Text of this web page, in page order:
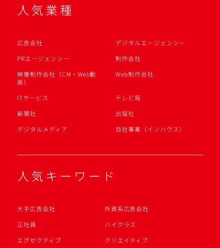
人気業種
広告会社
デジタルエージェンシー
PRエージェンシー
制作会社
映像制作会社（CM・Web動
画）
Web制作会社
ITサービス
テレビ局
新聞社
出版社
デジタルメディア
自社事業（インハウス）
人気キーワード
大手広告会社
外資系広告会社
正社員
ハイクラス
エグゼクティブ
クリエイティブ